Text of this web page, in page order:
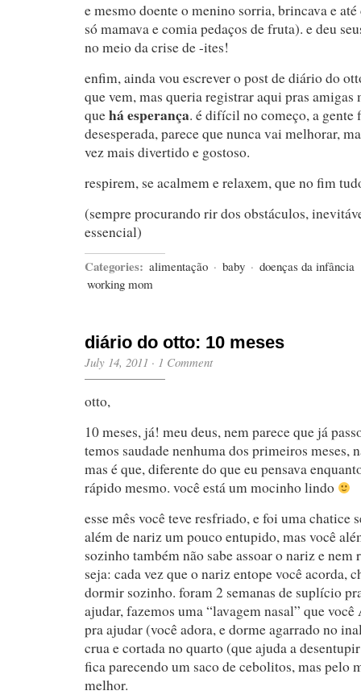
e mesmo doente o menino sorria, brincava e
só mamava e comia pedaços de fruta). e deu
no meio da crise de -ites!
enfim, ainda vou escrever o post de diário do
que vem, mas queria registrar aqui pras amigas
quehá esperança. é difícil no começo, a gente
desesperada, parece que nunca vai melhorar,
vez mais divertido e gostoso.
respirem, se acalmem e relaxem, que no fim
(sempre procurando rir dos obstáculos,
essencial)
Categories: alimentação · baby · doenças da infância
working mom
diário do otto: 10 meses
July 14, 2011 · 1 Comment
otto,
10 meses, já! meu deus, nem parece que já
temos saudade nenhuma dos primeiros meses,
mas é que, diferente do que eu pensava
rápido mesmo. você está um mocinho lindo
esse mês você teve resfriado, e foi uma chatice
além de nariz um pouco entupido, mas você
sozinho também não sabe assoar o nariz e nem
seja: cada vez que o nariz entope você acorda,
dormir sozinho. foram 2 semanas de suplício
ajudar, fazemos uma “lavagem nasal” que
pra ajudar (você adora, e dorme agarrado no
crua e cortada no quarto (que ajuda a
fica parecendo um saco de cebolitos, mas pelo
melhor.